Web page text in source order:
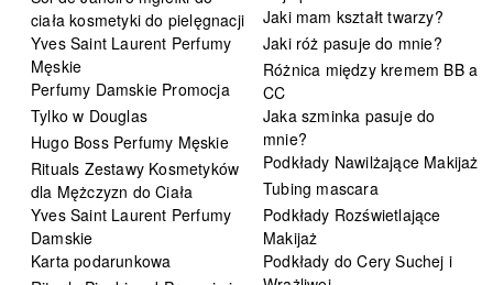
ciała kosmetyki do pielęgnacji
Yves Saint Laurent Perfumy
Męskie
Perfumy Damskie Promocja
Tylko w Douglas
Hugo Boss Perfumy Męskie
Rituals Zestawy Kosmetyków
dla Mężczyzn do Ciała
Yves Saint Laurent Perfumy
Damskie
Karta podarunkowa
Jaki mam kształt twarzy?
Jaki róż pasuje do mnie?
Różnica między kremem BB a
CC
Jaka szminka pasuje do
mnie?
Podkłady Nawilżające Makijaż
Tubing mascara
Podkłady Rozświetlające
Makijaż
Podkłady do Cery Suchej i